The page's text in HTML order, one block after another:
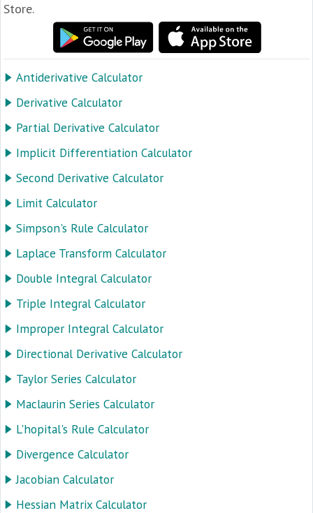
Store.
Antiderivative Calculator
Derivative Calculator
Partial Derivative Calculator
Implicit Differentiation Calculator
Second Derivative Calculator
Limit Calculator
Simpson's Rule Calculator
Laplace Transform Calculator
Double Integral Calculator
Triple Integral Calculator
Improper Integral Calculator
Directional Derivative Calculator
Taylor Series Calculator
Maclaurin Series Calculator
L'hopital's Rule Calculator
Divergence Calculator
Jacobian Calculator
Hessian Matrix Calculator